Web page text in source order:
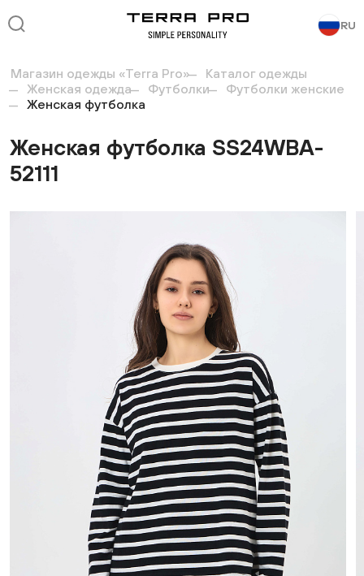
RU
Магазин одежды «Terra Pro»
Каталог одежды
Женская одежда
Футболки
Футболки женские
Женская футболка
Женская футболка SS24WBA-
52111